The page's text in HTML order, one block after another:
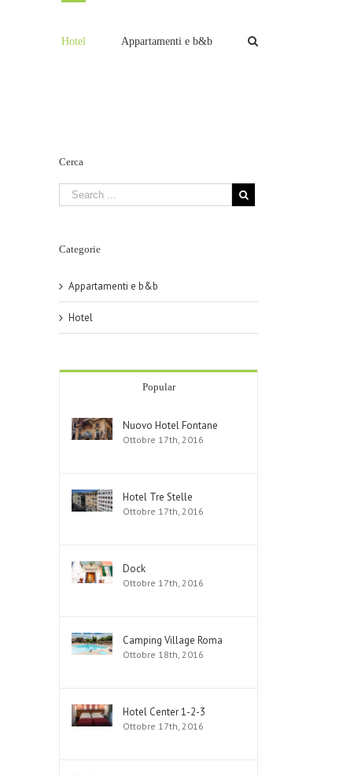
Hotel Appartamenti e b&b
Cerca
Categorie
Appartamenti e b&b
Hotel
Popular
Nuovo Hotel Fontane
Ottobre 17th, 2016
Hotel Tre Stelle
Ottobre 17th, 2016
Dock
Ottobre 17th, 2016
Camping Village Roma
Ottobre 18th, 2016
Hotel Center 1-2-3
Ottobre 17th, 2016